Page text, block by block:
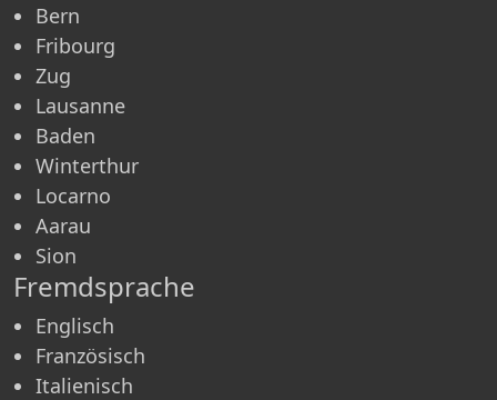
Bern
Fribourg
Zug
Lausanne
Baden
Winterthur
Locarno
Aarau
Sion
Fremdsprache
Englisch
Französisch
Italienisch